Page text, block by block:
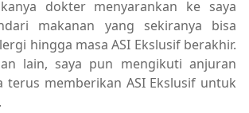
dokter menyarankan ke saya
makanan yang sekiranya bisa
hingga masa ASI Ekslusif berakhir.
lain, saya pun mengikuti anjuran
terus memberikan ASI Ekslusif untuk